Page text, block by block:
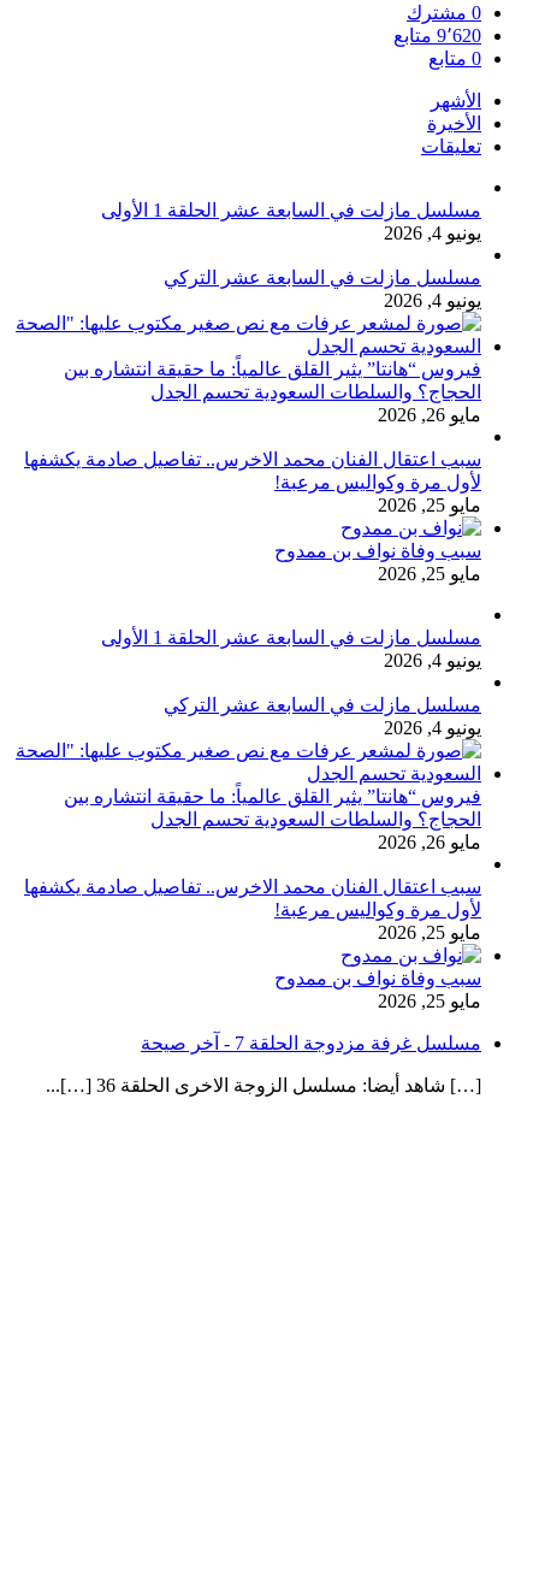
0 مشترك
9٬620 متابع
0 متابع
الأشهر
الأخيرة
تعليقات
مسلسل مازلت في السابعة عشر الحلقة 1 الأولى
يونيو 4, 2026
مسلسل مازلت في السابعة عشر التركي
يونيو 4, 2026
فيروس “هانتا” يثير القلق عالمياً: ما حقيقة انتشاره بين
الحجاج؟ والسلطات السعودية تحسم الجدل
مايو 26, 2026
سبب اعتقال الفنان محمد الاخرس.. تفاصيل صادمة يكشفها
لأول مرة وكواليس مرعبة!
مايو 25, 2026
سبب وفاة نواف بن ممدوح
مايو 25, 2026
مسلسل مازلت في السابعة عشر الحلقة 1 الأولى
يونيو 4, 2026
مسلسل مازلت في السابعة عشر التركي
يونيو 4, 2026
فيروس “هانتا” يثير القلق عالمياً: ما حقيقة انتشاره بين
الحجاج؟ والسلطات السعودية تحسم الجدل
مايو 26, 2026
سبب اعتقال الفنان محمد الاخرس.. تفاصيل صادمة يكشفها
لأول مرة وكواليس مرعبة!
مايو 25, 2026
سبب وفاة نواف بن ممدوح
مايو 25, 2026
مسلسل غرفة مزدوجة الحلقة 7 - آخر صيحة
[…] شاهد أيضا: مسلسل الزوجة الاخرى الحلقة 36 […]...